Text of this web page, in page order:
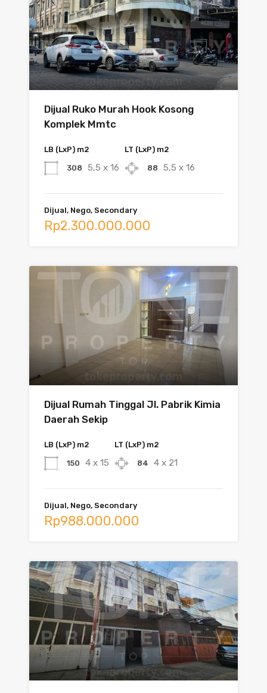
Dijual Ruko Murah Hook Kosong
Komplek Mmtc
LB (LxP) m2
308 5,5 x 16
LT (LxP) m2
88 5,5 x 16
Dijual, Nego, Secondary
Rp2.300.000.000
Dijual Rumah Tinggal Jl. Pabrik Kimia
Daerah Sekip
LB (LxP) m2
150 4 x 15
LT (LxP) m2
84 4 x 21
Dijual, Nego, Secondary
Rp988.000.000